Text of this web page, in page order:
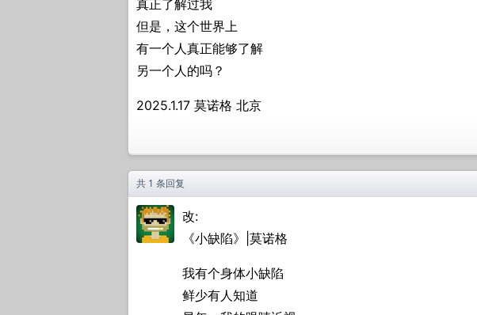
真正了解过我
但是，这个世界上
有一个人真正能够了解
另一个人的吗？
2025.1.17 莫诺格 北京
共 1 条回复
改:
《小缺陷》|莫诺格
我有个身体小缺陷
鲜少有人知道